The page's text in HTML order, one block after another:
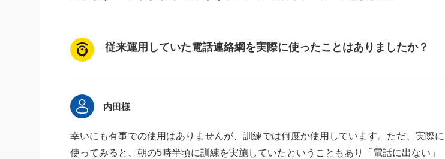
従来運用していた電話連絡網を実際に使ったことはありましたか？
内田様
幸いにも有事での使用はありませんが、訓練では何度か使用しています。ただ、実際に
使ってみると、朝の5時半頃に訓練を実施していたということもあり「電話に出ない」